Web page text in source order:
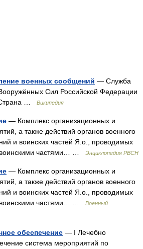
военных сообщений — Служба
Сил Российской Федерации
…
Википедия
— Комплекс организационных и
а также действий органов военного
и воинских частей Я.о., проводимых
воинскими частями… …
Энциклопедия РВСН
— Комплекс организационных и
а также действий органов военного
и воинских частей Я.о., проводимых
воинскими частями… …
Военный
обеспечение — I Лечебно
система мероприятий по